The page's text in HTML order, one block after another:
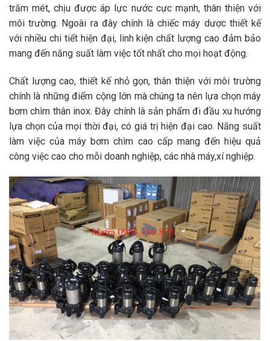
trăm mét, chịu được áp lực nước cực mạnh, thân thiện với
môi trường. Ngoài ra đây chính là chiếc máy dược thiết kế
với nhiều chi tiết hiện đại, linh kiện chất lượng cao đảm bảo
mang đến năng suất làm việc tốt nhất cho mọi hoạt động.
Chất lượng cao, thiết kế nhỏ gọn, thân thiện với môi trường
chính là những điểm cộng lớn mà chúng ta nên lựa chọn máy
bơm chìm thân inox. Đây chính là sản phẩm đi đầu xu hướng
lựa chọn của mọi thời đại, có giá trị hiện đại cao. Năng suất
làm việc của máy bơm chìm cao cấp mang đến hiệu quả
công việc cao cho mỗi doanh nghiệp, các nhà máy,xí nghiệp.